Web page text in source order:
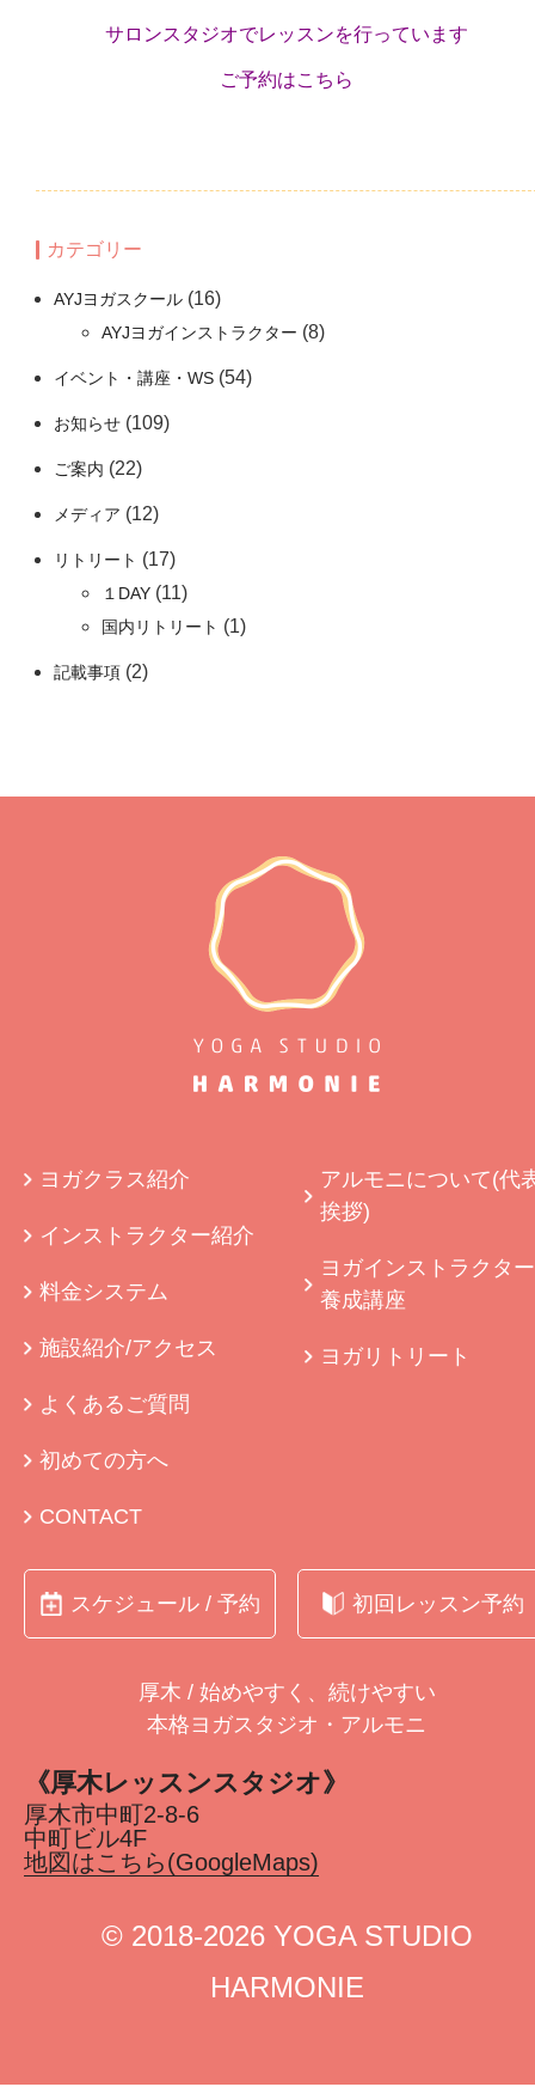
サロンスタジオでレッスンを行っています
ご予約はこちら
カテゴリー
AYJヨガスクール (16)
AYJヨガインストラクター (8)
イベント・講座・WS (54)
お知らせ (109)
ご案内 (22)
メディア (12)
リトリート (17)
１DAY (11)
国内リトリート (1)
記載事項 (2)
ヨガクラス紹介
インストラクター紹介
料金システム
施設紹介/アクセス
よくあるご質問
初めての方へ
CONTACT
アルモニについて(代
挨拶)
ヨガインストラクター
養成講座
ヨガリトリート
スケジュール / 予約 初回レッスン予約
厚木 / 始めやすく、続けやすい
本格ヨガスタジオ・アルモニ
《厚木レッスンスタジオ》
厚木市中町2-8-6
中町ビル4F
地図はこちら(GoogleMaps)
©︎ 2018-2026 YOGA STUDIO
HARMONIE